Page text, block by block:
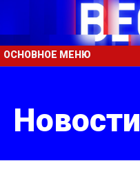
ОСНОВНОЕ МЕНЮ
Новости